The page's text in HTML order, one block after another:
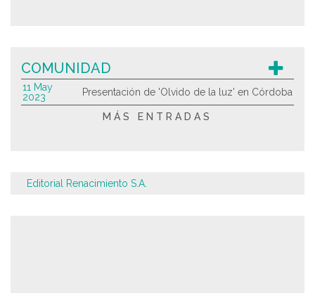
COMUNIDAD
11 May
2023
Presentación de 'Olvido de la luz' en Córdoba
MÁS ENTRADAS
Editorial Renacimiento S.A.